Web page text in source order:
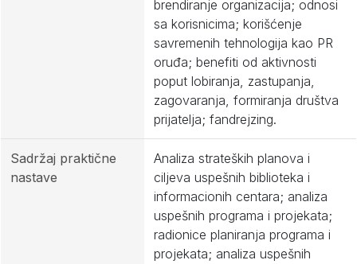
brendiranje organizacija; odnosi
sa korisnicima; korišćenje
savremenih tehnologija kao PR
oruđa; benefiti od aktivnosti
poput lobiranja, zastupanja,
zagovaranja, formiranja društva
prijatelja; fandrejzing.
Sadržaj praktične
nastave
Analiza strateških planova i
ciljeva uspešnih biblioteka i
informacionih centara; analiza
uspešnih programa i projekata;
radionice planiranja programa i
projekata; analiza uspešnih